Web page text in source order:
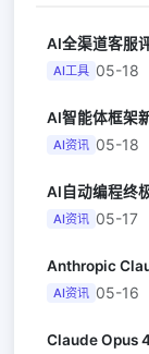
AI工具 05-18
AI资讯 05-18
AI资讯 05-17
AI资讯 05-16